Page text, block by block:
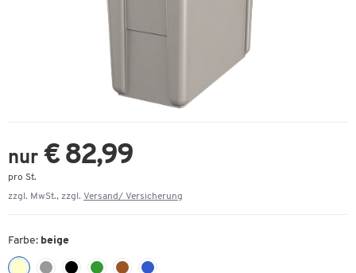
nur € 82,99
pro St.
zzgl. MwSt., zzgl. Versand/ Versicherung
Farbe: beige